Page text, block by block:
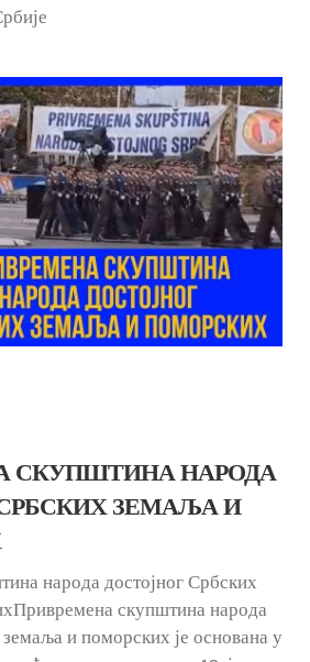
СКУПШТИНА НАРОДА
ЗЕМАЉА И
народа достојног Србских
скупштина народа
и поморских је основана у